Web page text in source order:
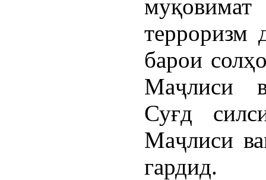
терроризм
барои
Маҷлиси
Суғд
Маҷлиси
гардид.